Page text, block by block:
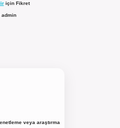
için Fikret
admin
veya araştırma